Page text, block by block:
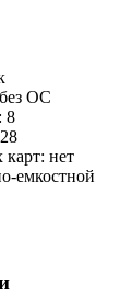
без ОС
8
нет
емкостной